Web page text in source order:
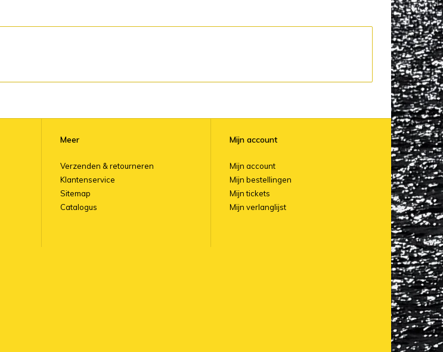
Meer
Verzenden & retourneren
Klantenservice
Sitemap
Catalogus
Mijn account
Mijn account
Mijn bestellingen
Mijn tickets
Mijn verlanglijst